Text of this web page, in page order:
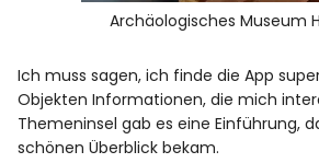
Archäologisches Museum
Ich muss sagen, ich finde die App
Objekten Informationen, die mich
Themeninsel gab es eine Einführung,
schönen Überblick bekam.